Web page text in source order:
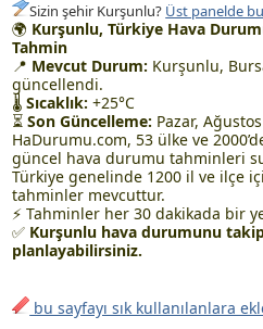
Sizin şehir Kurşunlu? Üst panelde
🌍 Kurşunlu, Türkiye Hava
Tahmin
📍 Mevcut Durum: Kurşunlu,
güncellendi.
🌡Sıcaklık: +25°C
⏳Son Güncelleme: Pazar,
HaDurumu.com, 53 ülke ve
güncel hava durumu tahminleri
Türkiye genelinde 1200 il ve ilçe
tahminler mevcuttur.
⚡ Tahminler her 30 dakikada bir
✅ Kurşunlu hava durumunu
planlayabilirsiniz.
bu sayfayı sık kullanılanlara